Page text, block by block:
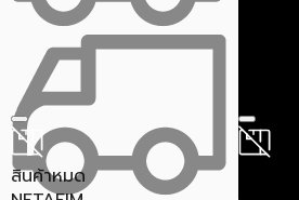
สินค้าหมด